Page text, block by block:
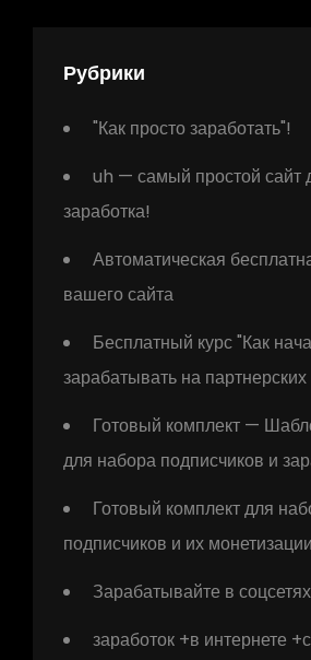
Рубрики
"Как просто заработать"!
uh — самый простой сайт
заработка!
Автоматическая
вашего сайта
Бесплатный курс "Как
зарабатывать на
Готовый комплект —
для набора подписчиков и
Готовый комплект для
подписчиков и их
Зарабатывайте в
заработок +в интернете